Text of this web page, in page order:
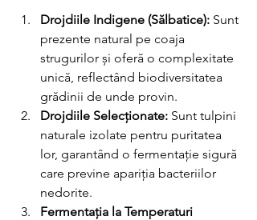
Drojdiile Indigene (Sălbatice): Sunt
prezente natural pe coaja
strugurilor și oferă o complexitate
unică, reflectând biodiversitatea
grădinii de unde provin.
Drojdiile Selecționate: Sunt tulpini
naturale izolate pentru puritatea
lor, garantând o fermentație sigură
care previne apariția bacteriilor
nedorite.
Fermentația la Temperaturi